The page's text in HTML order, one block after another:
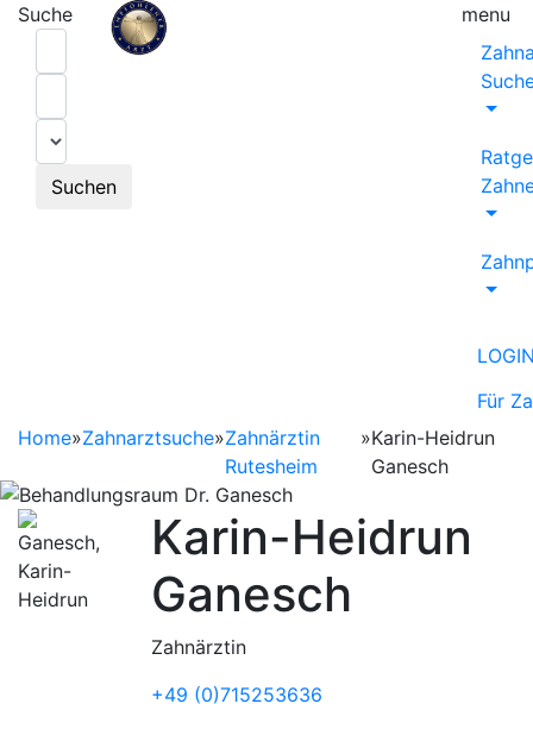
Suche
Suchen
menu
Für
Home»Zahnarztsuche»Zahnärztin
Rutesheim
»Karin-Heidrun
Ganesch
Karin-Heidrun
Ganesch
Zahnärztin
+49 (0)715253636